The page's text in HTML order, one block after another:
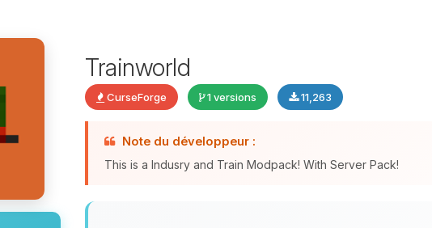
Trainworld
CurseForge 1 versions 11,263
Note du développeur :
This is a Indusry and Train Modpack! With Server Pack!